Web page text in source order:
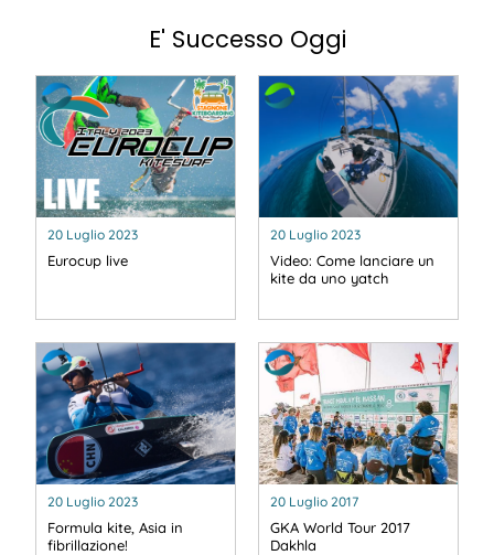
E' Successo Oggi
20 Luglio 2023
Eurocup live
20 Luglio 2023
Video: Come lanciare un
kite da uno yatch
20 Luglio 2023
Formula kite, Asia in
fibrillazione!
20 Luglio 2017
GKA World Tour 2017
Dakhla